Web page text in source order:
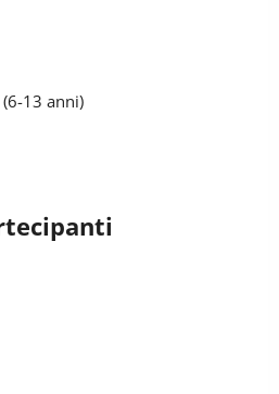
13 anni)